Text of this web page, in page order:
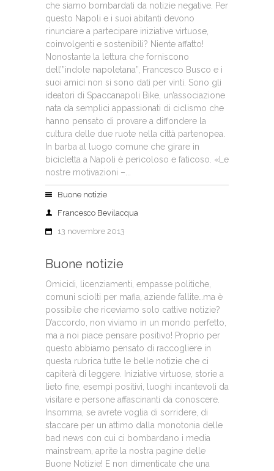
che siamo bombardati da notizie negative. Per
questo Napoli e i suoi abitanti devono
rinunciare a partecipare iniziative virtuose,
coinvolgenti e sostenibili? Niente affatto!
Nonostante la lettura che forniscono
dell’”indole napoletana”, Francesco Busco e i
suoi amici non si sono dati per vinti. Sono gli
ideatori di Spaccanapoli Bike, un’associazione
nata da semplici appassionati di ciclismo che
hanno pensato di provare a diffondere la
cultura delle due ruote nella città partenopea.
In barba al luogo comune che girare in
bicicletta a Napoli è pericoloso e faticoso. «Le
nostre motivazioni –...
Buone notizie
Francesco Bevilacqua
13 novembre 2013
Buone notizie
Omicidi, licenziamenti, empasse politiche,
comuni sciolti per mafia, aziende fallite…ma è
possibile che riceviamo solo cattive notizie?
D’accordo, non viviamo in un mondo perfetto,
ma a noi piace pensare positivo! Proprio per
questo abbiamo pensato di raccogliere in
questa rubrica tutte le belle notizie che ci
capiterà di leggere. Iniziative virtuose, storie a
lieto fine, esempi positivi, luoghi incantevoli da
visitare e persone affascinanti da conoscere.
Insomma, se avrete voglia di sorridere, di
staccare per un attimo dalla monotonia delle
bad news con cui ci bombardano i media
mainstream, aprite la nostra pagine delle
Buone Notizie! E non dimenticate che una